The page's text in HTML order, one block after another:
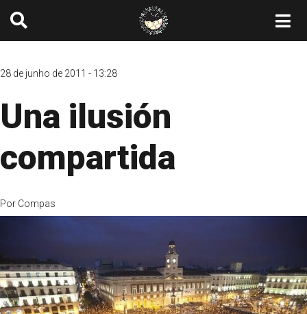
28 de junho de 2011 - 13:28
Una ilusión
compartida
Por Compas